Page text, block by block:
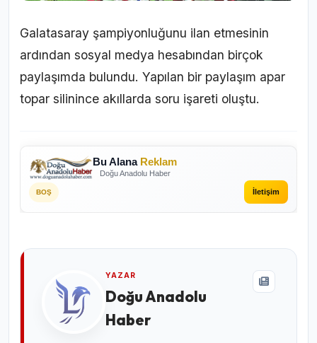
Galatasaray şampiyonluğunu ilan etmesinin
ardından sosyal medya hesabından birçok
paylaşımda bulundu. Yapılan bir paylaşım apar
topar silinince akıllarda soru işareti oluştu.
Bu Alana Reklam
Doğu Anadolu Haber
BOŞ İletişim
YAZAR
Doğu Anadolu
Haber